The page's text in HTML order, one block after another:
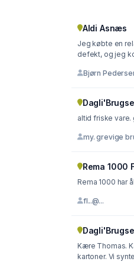
Aldi Asnæs
Jeg købte en
defekt, og jeg
Bjørn
altid friske
my. grevige
Rema 1000
Rema 1000 har
fl...@...
Kære Thomas.
kartoner. Vi